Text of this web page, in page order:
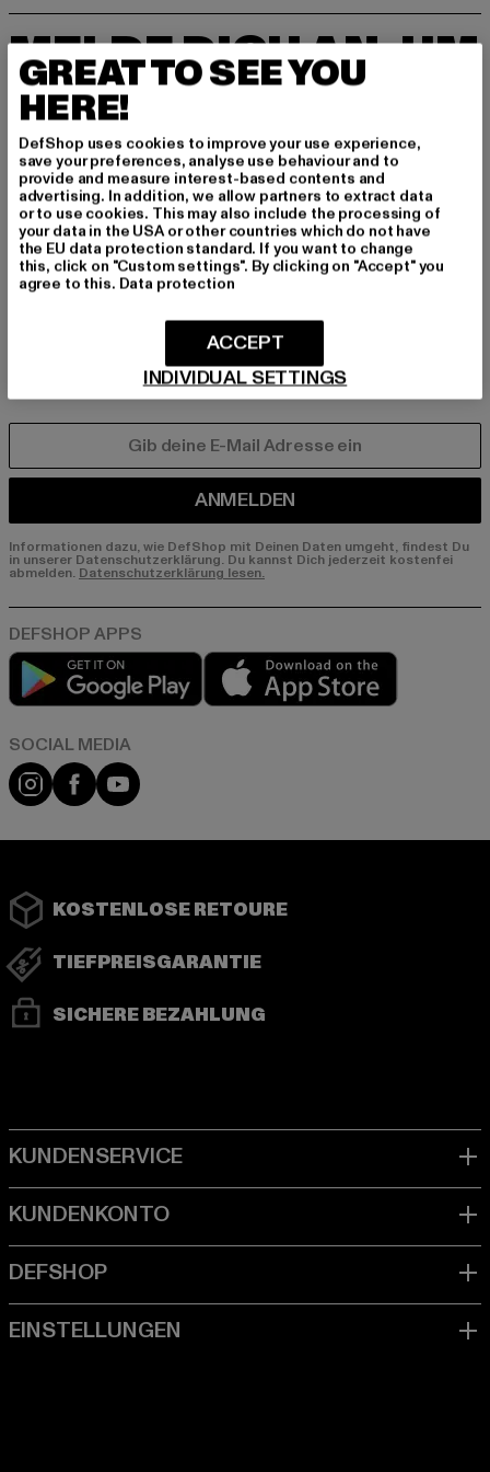
MELDE DICH AN, UM
INSPIRIERT ZU BLEI
BEN!
Melde dich hier für unseren Newsletter an und
erhalte künftig Informationen über aktuelle Tre
nds, Angebote und Gutscheine von DefShop p
er E-Mail!
An welchen Produkten bist du interessiert?
ANMELDEN
Informationen dazu, wie DefShop mit Deinen Daten umgeht, findest Du
in unserer Datenschutzerklärung. Du kannst Dich jederzeit kostenfei
abmelden. Datenschutzerklärung lesen.
Play market
Instagram
FacebookYouTube
KOSTENLOSE RETOURE
TIEFPREISGARANTIE
SICHERE BEZAHLUNG
GREAT TO SEE YOU
HERE!
DefShop uses cookies to improve your use experience,
save your preferences, analyse use behaviour and to
provide and measure interest-based contents and
advertising. In addition, we allow partners to extract data
or to use cookies. This may also include the processing of
your data in the USA or other countries which do not have
the EU data protection standard. If you want to change
this, click on "Custom settings". By clicking on "Accept" you
agree to this. Data protection
INDIVIDUAL SETTINGS
ACCEPT